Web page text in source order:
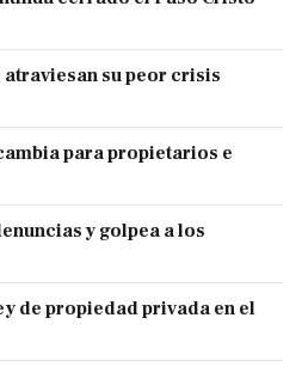
su peor crisis
para propietarios e
y golpea a los
de propiedad privada en el